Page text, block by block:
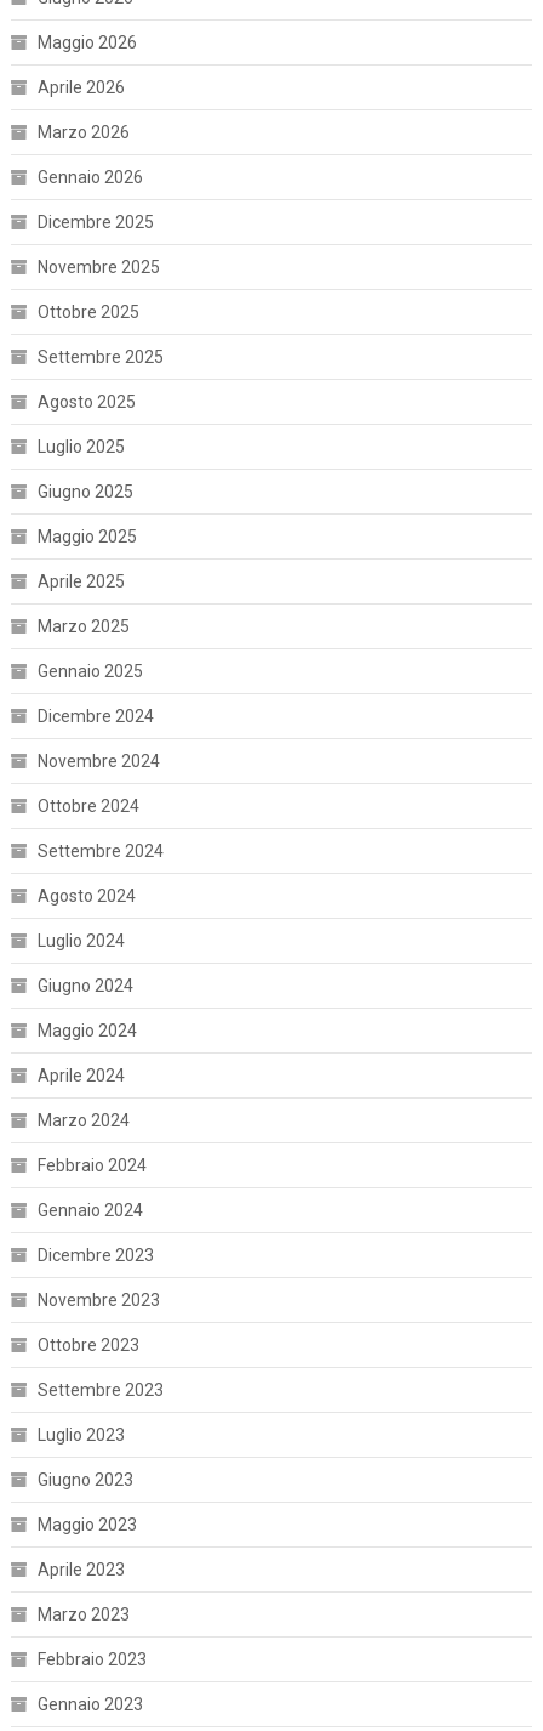
Maggio 2026
Aprile 2026
Marzo 2026
Gennaio 2026
Dicembre 2025
Novembre 2025
Ottobre 2025
Settembre 2025
Agosto 2025
Luglio 2025
Giugno 2025
Maggio 2025
Aprile 2025
Marzo 2025
Gennaio 2025
Dicembre 2024
Novembre 2024
Ottobre 2024
Settembre 2024
Agosto 2024
Luglio 2024
Giugno 2024
Maggio 2024
Aprile 2024
Marzo 2024
Febbraio 2024
Gennaio 2024
Dicembre 2023
Novembre 2023
Ottobre 2023
Settembre 2023
Luglio 2023
Giugno 2023
Maggio 2023
Aprile 2023
Marzo 2023
Febbraio 2023
Gennaio 2023